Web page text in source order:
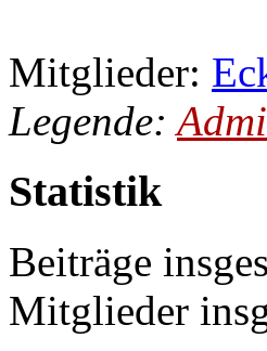
Mitglieder:
Legende:
Statistik
Beiträge
Mitglieder